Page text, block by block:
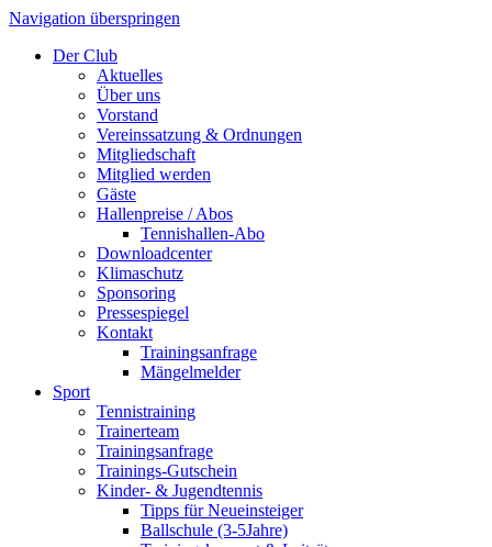
Navigation überspringen
Der Club
Aktuelles
Über uns
Vorstand
Vereinssatzung & Ordnungen
Mitgliedschaft
Mitglied werden
Gäste
Hallenpreise / Abos
Tennishallen-Abo
Downloadcenter
Klimaschutz
Sponsoring
Pressespiegel
Kontakt
Trainingsanfrage
Mängelmelder
Sport
Tennistraining
Trainerteam
Trainingsanfrage
Trainings-Gutschein
Kinder- & Jugendtennis
Tipps für Neueinsteiger
Ballschule (3-5Jahre)